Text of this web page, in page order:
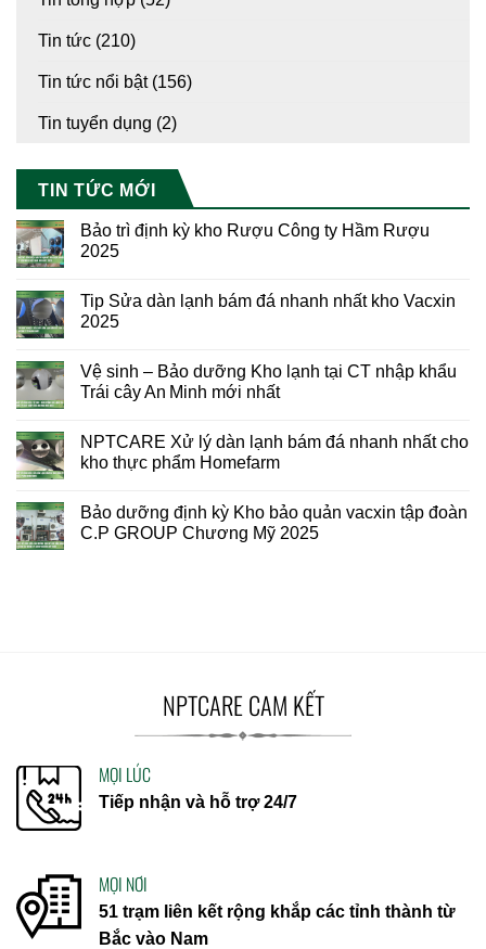
Tin tức (210)
Tin tức nổi bật(156)
Tin tuyển dụng (2)
TIN TỨC MỚI
Bảo trì định kỳ kho Rượu Công ty Hầm Rượu
2025
Tip Sửa dàn lạnh bám đá nhanh nhất kho Vacxin
2025
Vệ sinh – Bảo dưỡng Kho lạnh tại CT nhập khẩu
Trái cây An Minh mới nhất
NPTCARE Xử lý dàn lạnh bám đá nhanh nhất cho
kho thực phẩm Homefarm
Bảo dưỡng định kỳ Kho bảo quản vacxin tập đoàn
C.P GROUP Chương Mỹ 2025
NPTCARE CAM KẾT
MỌI LÚC
Tiếp nhận và hỗ trợ 24/7
MỌI NƠI
51 trạm liên kết rộng khắp các tỉnh thành từ
Bắc vào Nam